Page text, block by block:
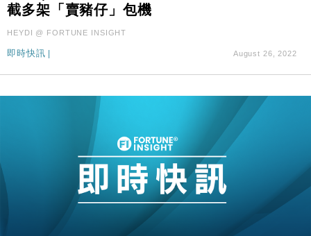
截多架「賣豬仔」包機
HEYDI @ FORTUNE INSIGHT
即時快訊 August 26, 2022